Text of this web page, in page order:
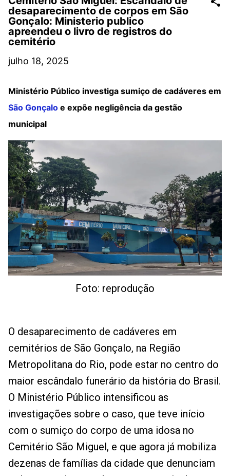
desaparecimento de corpos em São
Gonçalo: Ministerio publico
apreendeu o livro de registros do
cemitério
julho 18, 2025
Ministério Público investiga sumiço de cadáveres em
São Gonçalo e expõe negligência da gestão
municipal
Foto: reprodução
O desaparecimento de cadáveres em
cemitérios de São Gonçalo, na Região
Metropolitana do Rio, pode estar no centro do
maior escândalo funerário da história do Brasil.
O Ministério Público intensificou as
investigações sobre o caso, que teve início
com o sumiço do corpo de uma idosa no
Cemitério São Miguel, e que agora já mobiliza
dezenas de famílias da cidade que denunciam